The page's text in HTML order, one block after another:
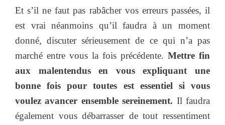
Et s’il ne faut pas rabâcher vos erreurs passées, il
est vrai néanmoins qu’il faudra à un moment
donné, discuter sérieusement de ce qui n’a pas
marché entre vous la fois précédente. Mettre fin
aux malentendus en vous expliquant une
bonne fois pour toutes est essentiel si vous
voulez avancer ensemble sereinement. Il faudra
également vous débarrasser de tout ressentiment